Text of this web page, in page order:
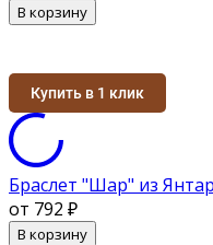
В корзину
Купить в 1 клик
Браслет "Шар" из
от 792 ₽
В корзину